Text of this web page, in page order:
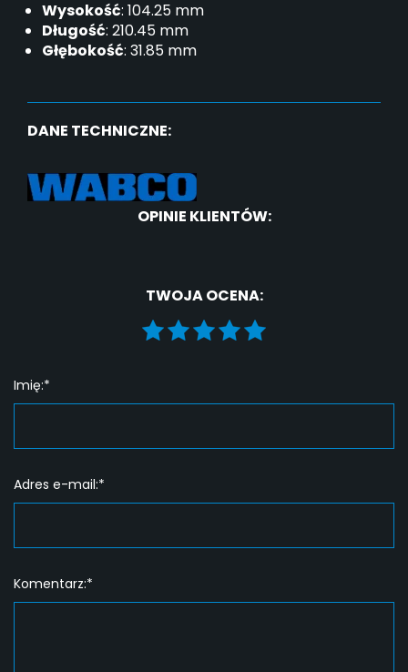
Wysokość: 104.25 mm
Długość: 210.45 mm
Głębokość: 31.85 mm
DANE TECHNICZNE:
OPINIE KLIENTÓW:
TWOJA OCENA:
Imię:*
Adres e-mail:*
Komentarz:*